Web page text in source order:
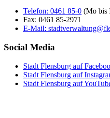
Telefon: 0461 85-0 (Mo bis
Fax: 0461 85-2971
E-Mail:
Social Media
Stadt Flensburg auf
Stadt Flensburg auf
Stadt Flensburg auf